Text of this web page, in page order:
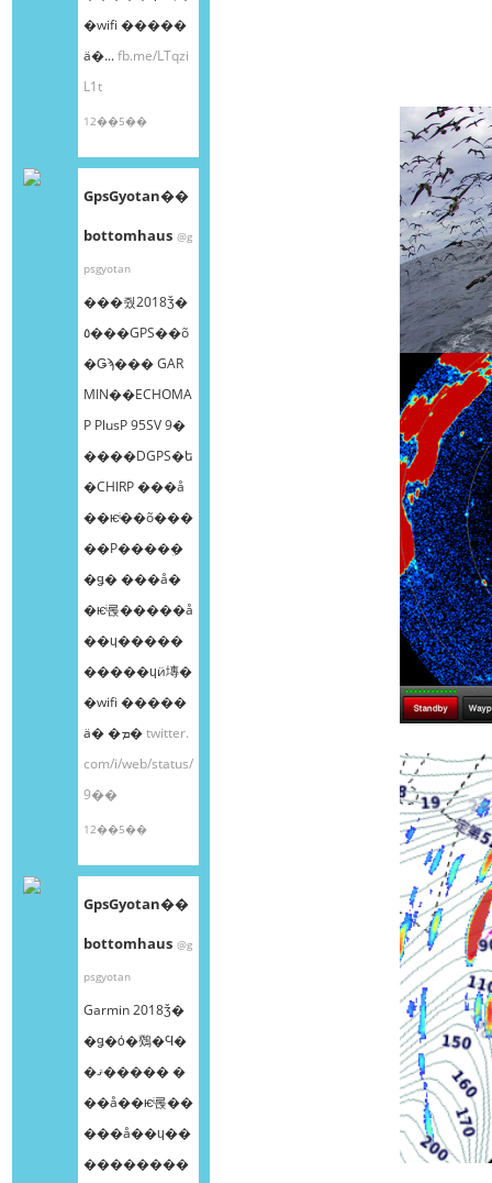
�wifi �����
ä�...fb.me/LTqzi
L1t
12��5��
GpsGyotan��
bottomhaus @g
psgyotan
���줬2018ǯ�
٥���GPS��õ
�Ǥϡ��� GAR
MIN��ECHOMA
P PlusP 95SV 9�
����DGPS�ե
�CHIRP ���å
��ѥͥ��õ���
��Ρ����ܸ�
�ǥ� ���å�
�ѥͥ롡�����å
��ɥ�����
�����ɥӥ塼�
�wifi �����
ä� �ܡ�twitter.
com/i/web/status/
9��
12��5��
GpsGyotan��
bottomhaus @g
psgyotan
Garmin 2018ǯ�
�ǥ�ȯ�䳫�Ϥ�
�ޤ����� �
��å��ѥͥ롡��
���å��ɥ��
��������